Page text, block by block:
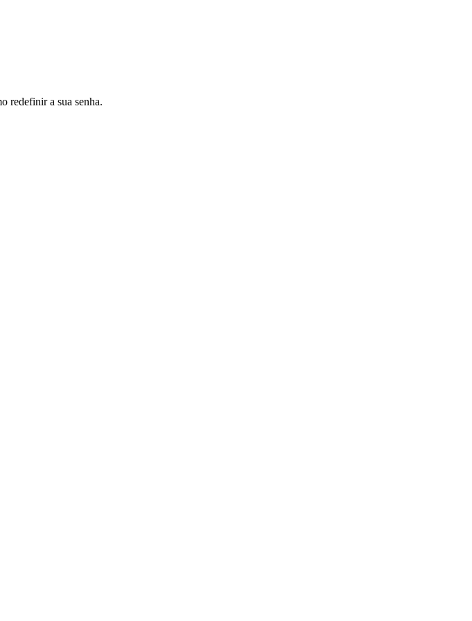
redefinir a sua senha.